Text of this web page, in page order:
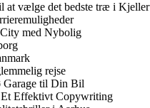
at vælge det bedste træ i
med Nybolig
rejse
Garage til Din Bil
Et Effektivt Copywriting